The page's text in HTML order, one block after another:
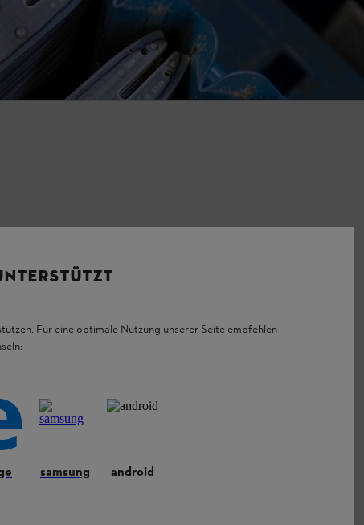
di ambiti di applicazione. Nonostante queste grandi differenze, tutte
Für eine optimale Nutzung unserer Seite empfehlen
samsung android